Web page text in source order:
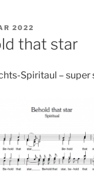
2022
that star
Spiritaul – super